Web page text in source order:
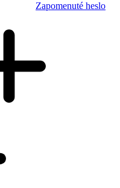
Zapomenuté heslo